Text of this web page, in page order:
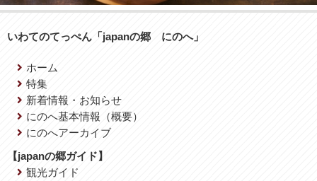
いわてのてっぺん「japanの郷 にのへ」
ホーム
特集
新着情報・お知らせ
にのへ基本情報（概要）
にのへアーカイブ
【japanの郷ガイド】
観光ガイド